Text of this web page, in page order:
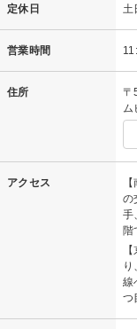
定休日 土
営業時間
住所
〒
ム
アクセス
の
手
階
線
つ